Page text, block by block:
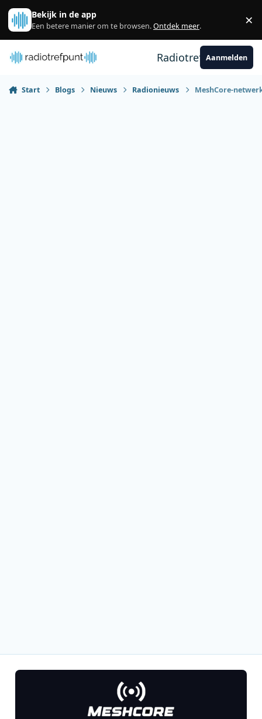
Spring naar bijdragen
Bekijk in de app
Een betere manier om te browsen.Ontdek meer. ×
RadiotrefpuntAanmelden
Start Blogs Nieuws Radionieuws MeshCore-